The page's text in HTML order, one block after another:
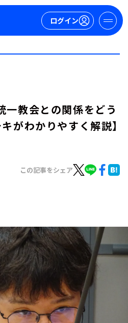
ログイン
一教会との関係をどう
がわかりやすく解説】
この記事をシェア